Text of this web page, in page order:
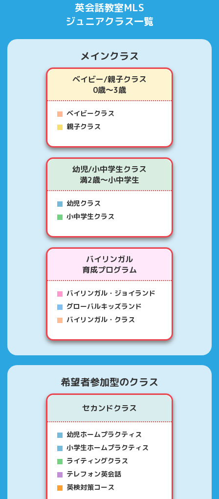
英会話教室MLS
ジュニアクラス一覧
メインクラス
ベイビー/親子クラス
0歳～3歳
ベイビークラス
親子クラス
幼児/小中学生クラス
満2歳～小中学生
幼児クラス
小中学生クラス
バイリンガル
育成プログラム
バイリンガル・ジョイランド
グローバルキッズランド
バイリンガル・クラス
希望者参加型のクラス
セカンドクラス
幼児ホームプラクティス
小学生ホームプラクティス
ライティングクラス
テレフォン英会話
英検対策コース